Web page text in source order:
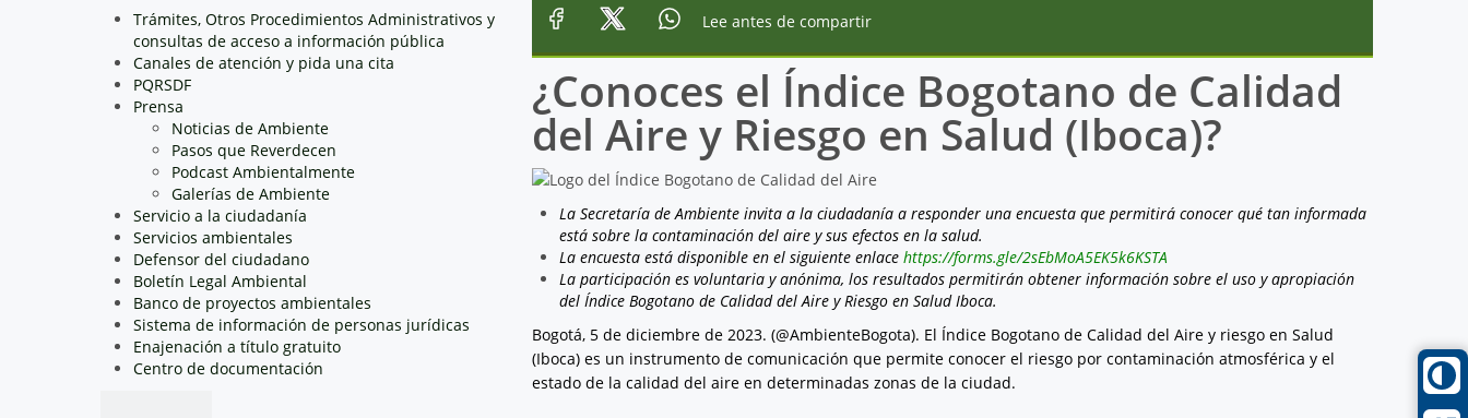
Trámites, Otros Procedimientos Administrativos y
consultas de acceso a información pública
Canales de atención y pida una cita
PQRSDF
Prensa
Noticias de Ambiente
Pasos que Reverdecen
Podcast Ambientalmente
Galerías de Ambiente
Servicio a la ciudadanía
Servicios ambientales
Defensor del ciudadano
Boletín Legal Ambiental
Banco de proyectos ambientales
Sistema de información de personas jurídicas
Enajenación a título gratuito
Centro de documentación
Lee antes de compartir
¿Conoces el Índice Bogotano de Calidad
del Aire y Riesgo en Salud (Iboca)?
La Secretaría de Ambiente invita a la ciudadanía a responder una encuesta que permitirá conocer qué tan informada
está sobre la contaminación del aire y sus efectos en la salud.
La encuesta está disponible en el siguiente enlace https://forms.gle/2sEbMoA5EK5k6KSTA
La participación es voluntaria y anónima, los resultados permitirán obtener información sobre el uso y apropiación
del Índice Bogotano de Calidad del Aire y Riesgo en Salud Iboca.
Bogotá, 5 de diciembre de 2023. (@AmbienteBogota). El Índice Bogotano de Calidad del Aire y riesgo en Salud
(Iboca) es un instrumento de comunicación que permite conocer el riesgo por contaminación atmosférica y el
estado de la calidad del aire en determinadas zonas de la ciudad.